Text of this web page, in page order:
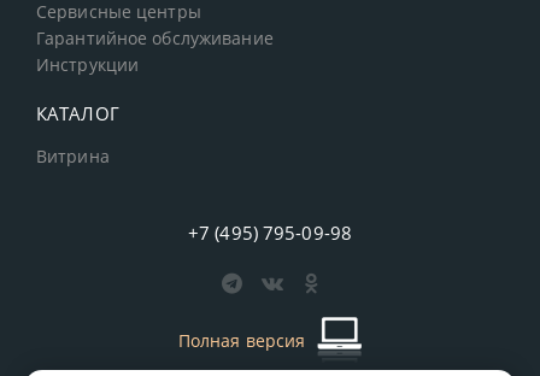
Сервисные центры
Гарантийное обслуживание
Инструкции
КАТАЛОГ
Витрина
+7 (495) 795-09-98
Полная версия